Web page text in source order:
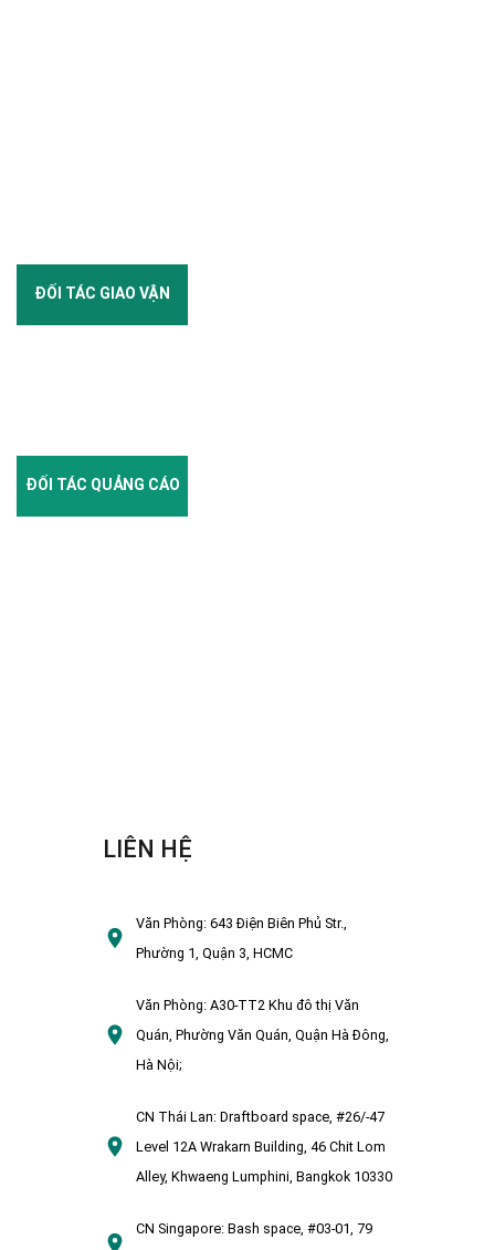
ĐỐI TÁC GIAO VẬN
ĐỐI TÁC QUẢNG CÁO
LIÊN HỆ
Văn Phòng:643 Điện Biên Phủ Str.,
Phường 1, Quận 3, HCMC
Văn Phòng:A30-TT2 Khu đô thị Văn
Quán, Phường Văn Quán, Quận Hà Đông,
Hà Nội;
CN Thái Lan: Draftboard space, #26/-47
Level 12A Wrakarn Building, 46 Chit Lom
Alley, Khwaeng Lumphini, Bangkok 10330
CN Singapore: Bash space, #03-01, 79